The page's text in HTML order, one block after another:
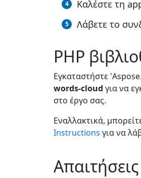
Καλέστε τη
Λάβετε το
PHP
Εγκαταστήστε
words-cloud για να
στο έργο σας.
Εναλλακτικά,
Instructions για να